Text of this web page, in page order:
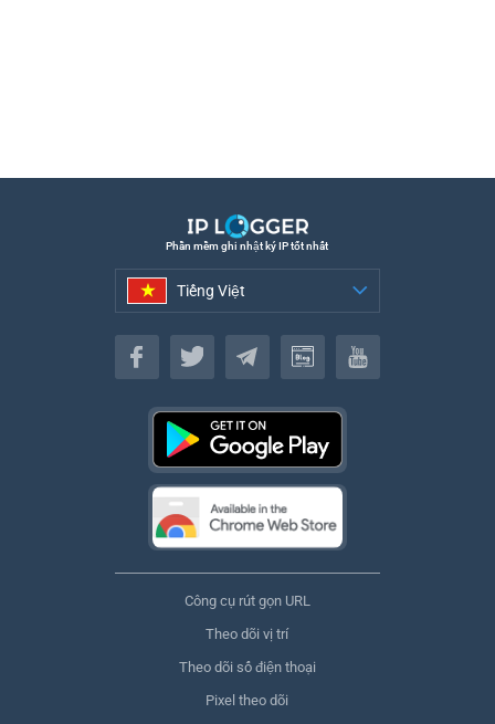
Phần mềm ghi nhật ký IP tốt nhất
Tiếng Việt
Tiếng Việt
Công cụ rút gọn URL
Theo dõi vị trí
Theo dõi số điện thoại
Pixel theo dõi